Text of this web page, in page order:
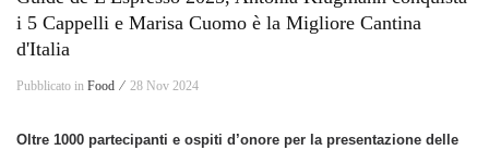
i 5 Cappelli e Marisa Cuomo è la Migliore Cantina
d'Italia
Pubblicato in Food ⁄ 28 Nov 2024
Oltre 1000 partecipanti e ospiti d’onore per la presentazione delle